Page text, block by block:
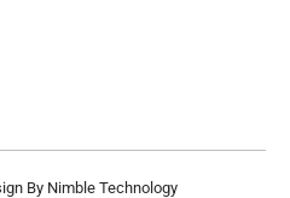
By Nimble Technology